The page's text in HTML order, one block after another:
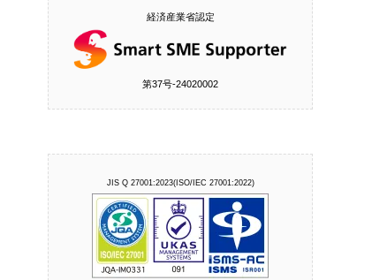
経済産業省認定
第37号‐24020002
JIS Q 27001:2023(ISO/IEC 27001:2022)